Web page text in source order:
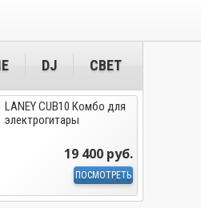
DJ СВЕТ
LANEY CUB10 Комбо для
электрогитары
19 400 руб.
ПОСМОТРЕТЬ